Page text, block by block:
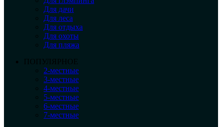
Для дачи
Для леса
Для отдыха
Для охоты
Для пляжа
ПОПУЛЯРНОЕ
2-местные
3-местные
4-местные
5-местные
6-местные
7-местные